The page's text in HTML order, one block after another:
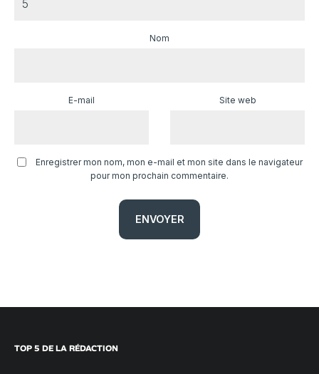
Nom
E-mail Site web
Enregistrer mon nom, mon e-mail et mon site dans le navigateur
pour mon prochain commentaire.
TOP 5 DE LA RÉDACTION